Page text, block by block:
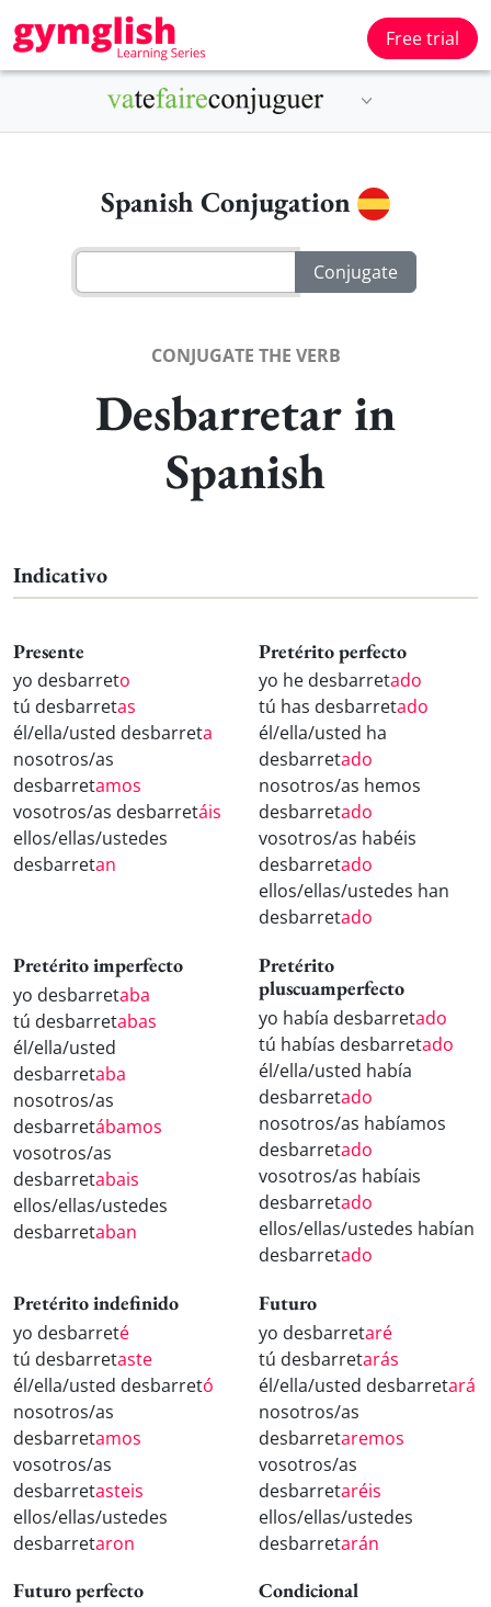
Free trial
Spanish Conjugation
CONJUGATE THE VERB
Desbarretar in
Spanish
Indicativo
Presente
yo desbarreto
tú desbarretas
él/ella/usted desbarreta
nosotros/as
desbarretamos
vosotros/as desbarretáis
ellos/ellas/ustedes
desbarretan
Pretérito perfecto
yo he desbarretado
tú has desbarretado
él/ella/usted ha
desbarretado
nosotros/as hemos
desbarretado
vosotros/as habéis
desbarretado
ellos/ellas/ustedes han
desbarretado
Pretérito imperfecto
yo desbarretaba
tú desbarretabas
él/ella/usted
desbarretaba
nosotros/as
desbarretábamos
vosotros/as
desbarretabais
ellos/ellas/ustedes
desbarretaban
Pretérito
pluscuamperfecto
yo había desbarretado
tú habías desbarretado
él/ella/usted había
desbarretado
nosotros/as habíamos
desbarretado
vosotros/as habíais
desbarretado
ellos/ellas/ustedes habían
desbarretado
Pretérito indefinido
yo desbarreté
tú desbarretaste
él/ella/usted desbarretó
nosotros/as
desbarretamos
vosotros/as
desbarretasteis
ellos/ellas/ustedes
desbarretaron
Futuro
yo desbarretaré
tú desbarretarás
él/ella/usted desbarretará
nosotros/as
desbarretaremos
vosotros/as
desbarretaréis
ellos/ellas/ustedes
desbarretarán
Futuro perfecto Condicional